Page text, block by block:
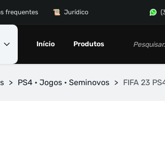
frequentes Jurídico
Início Produtos
> PS4 • Jogos • Seminovos > FIFA 23